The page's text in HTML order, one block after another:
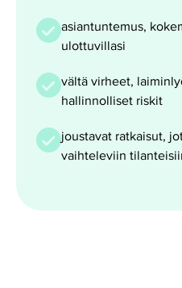
asiantuntemus,
ulottuvillasi
vältä virheet,
hallinnolliset riskit
joustavat ratkaisut,
vaihteleviin